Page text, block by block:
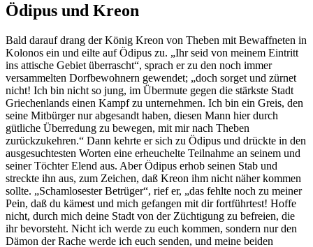
Ödipus und Kreon
Bald darauf drang der König Kreon von Theben mit Bewaffneten in
Kolonos ein und eilte auf Ödipus zu. „Ihr seid von meinem Eintritt
ins attische Gebiet überrascht“, sprach er zu den noch immer
versammelten Dorfbewohnern gewendet; „doch sorget und zürnet
nicht! Ich bin nicht so jung, im Übermute gegen die stärkste Stadt
Griechenlands einen Kampf zu unternehmen. Ich bin ein Greis, den
seine Mitbürger nur abgesandt haben, diesen Mann hier durch
gütliche Überredung zu bewegen, mit mir nach Theben
zurückzukehren.“ Dann kehrte er sich zu Ödipus und drückte in den
ausgesuchtesten Worten eine erheuchelte Teilnahme an seinem und
seiner Töchter Elend aus. Aber Ödipus erhob seinen Stab und
streckte ihn aus, zum Zeichen, daß Kreon ihm nicht näher kommen
sollte. „Schamlosester Betrüger“, rief er, „das fehlte noch zu meiner
Pein, daß du kämest und mich gefangen mit dir fortführtest! Hoffe
nicht, durch mich deine Stadt von der Züchtigung zu befreien, die
ihr bevorsteht. Nicht ich werde zu euch kommen, sondern nur den
Dämon der Rache werde ich euch senden, und meine beiden